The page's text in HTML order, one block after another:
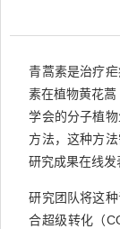
青蒿素是治疗
素在植物黄花蒿
学会的分子植
方法，这种方
研究成果在线
研究团队将这
合超级转化（